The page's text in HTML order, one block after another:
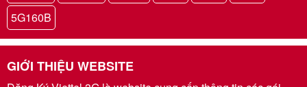
5G160B
GIỚI THIỆU WEBSITE